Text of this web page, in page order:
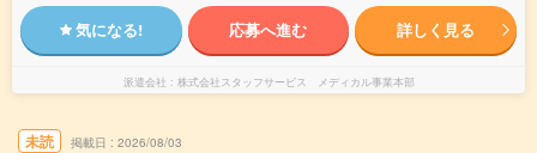
気になる! 応募へ進む 詳しく見る
派遣会社 株式会社スタッフサービス メディカル事業本部
未読 掲載日 2026/08/03